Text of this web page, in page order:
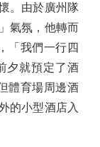
。由於廣州隊
氣氛，他轉而
「我們一行四
夕就預定了酒
體育場周邊酒
的小型酒店入